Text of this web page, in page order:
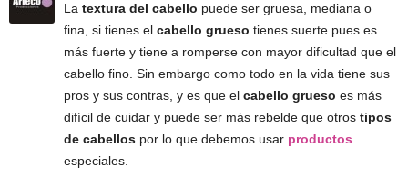
La textura del cabello puede ser gruesa, mediana o
fina, si tienes el cabello grueso tienes suerte pues es
más fuerte y tiene a romperse con mayor dificultad que el
cabello fino. Sin embargo como todo en la vida tiene sus
pros y sus contras, y es que el cabello grueso es más
difícil de cuidar y puede ser más rebelde que otros tipos
de cabellos por lo que debemos usar productos
especiales.